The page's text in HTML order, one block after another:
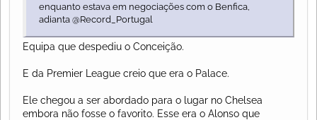
enquanto estava em negociações com o Benfica,
adianta @Record_Portugal
Equipa que despediu o Conceição.
E da Premier League creio que era o Palace.
Ele chegou a ser abordado para o lugar no Chelsea
embora não fosse o favorito. Esse era o Alonso que